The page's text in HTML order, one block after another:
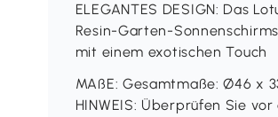
ELEGANTES DESIGN: Das
Resin-Garten-
mit einem exotischen Touch
MAßE: Gesamtmaße: Ø46 x
HINWEIS: Überprüfen Sie